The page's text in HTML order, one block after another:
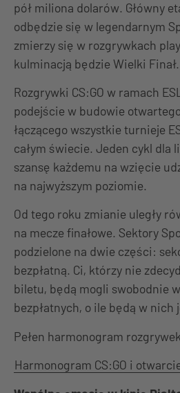
pół miliona dolarów. Główny
odbędzie się w legendarnym
zmierzy się w rozgrywkach
kulminacją będzie Wielki Finał.
Rozgrywki CS:GO w ramach
podejście w budowie
łączącego wszystkie turnieje
całym świecie. Jeden cykl dla
szansę każdemu na wzięcie
na najwyższym poziomie.
Od tego roku zmianie uległy
na mecze finałowe. Sektory
podzielone na dwie części:
bezpłatną. Ci, którzy nie
biletu, będą mogli swobodnie
bezpłatnych, o ile będą w nich
Pełen harmonogram rozgrywek
Harmonogram CS:GO i